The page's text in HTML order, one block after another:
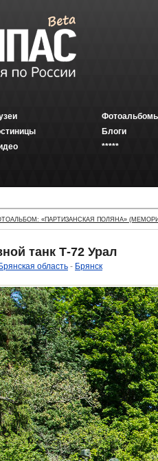
Блоги
*****
«ПАРТИЗАНСКАЯ ПОЛЯНА»
танк Т-72 Урал
Брянская область - Брянск